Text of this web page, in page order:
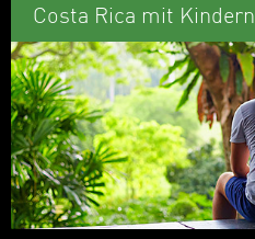
Costa Rica mit Kindern